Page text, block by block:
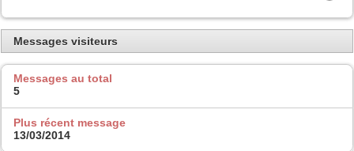
Messages visiteurs
Messages au total
5
Plus récent message
13/03/2014